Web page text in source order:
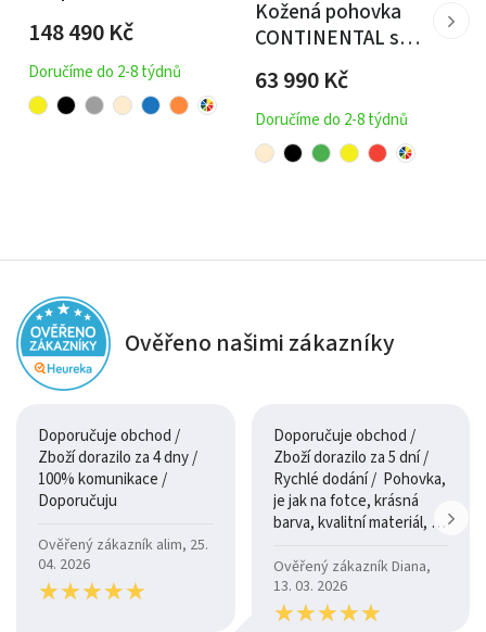
CONTINENTAL rohová
s funkcí relax
148 490Kč
Doručíme do 2-8 týdnů
Kožená pohovka
CONTINENTAL s
elektrickou funkcí
relax 3P
63 990Kč
Doručíme do 2-8 týdnů
Ověřeno našimi zákazníky
Doporučuje obchod /
Zboží dorazilo za 4 dny /
100% komunikace /
Doporučuju
Ověřený zákazník alim, 25.
04. 2026
★★★★★
★★★★★
Doporučuje obchod /
Zboží dorazilo za 5 dní /
Rychlé dodání / Pohovka,
je jak na fotce, krásná
barva, kvalitní materiál, a
Ověřený zákazník Diana,
13. 03. 2026
★★★★★
★★★★★